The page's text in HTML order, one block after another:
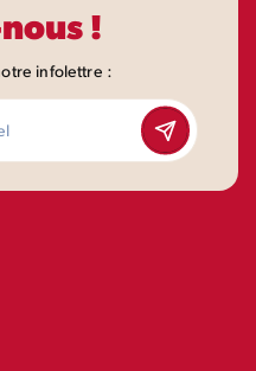
!
infolettre :